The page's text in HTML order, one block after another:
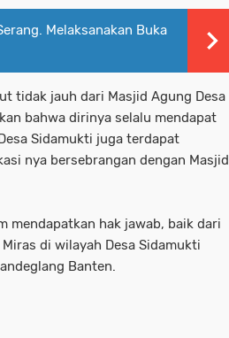
Melaksanakan Buka
tidak jauh dari Masjid Agung Desa
bahwa dirinya selalu mendapat
Sidamukti juga terdapat
nya bersebrangan dengan Masjid
mendapatkan hak jawab, baik dari
di wilayah Desa Sidamukti
Banten.